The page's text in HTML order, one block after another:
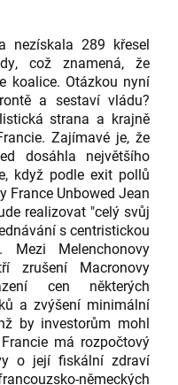
nezískala 289 křesel
což znamená, že
koalice. Otázkou nyní
a sestaví vládu?
strana a krajně
Zajímavé je, že
dosáhla největšího
když podle exit pollů
France Unbowed Jean
realizovat "celý svůj
s centristickou
Mezi Melenchonovy
zrušení Macronovy
cen některých
a zvýšení minimální
by investorům mohl
má rozpočtový
o její fiskální zdraví
německých